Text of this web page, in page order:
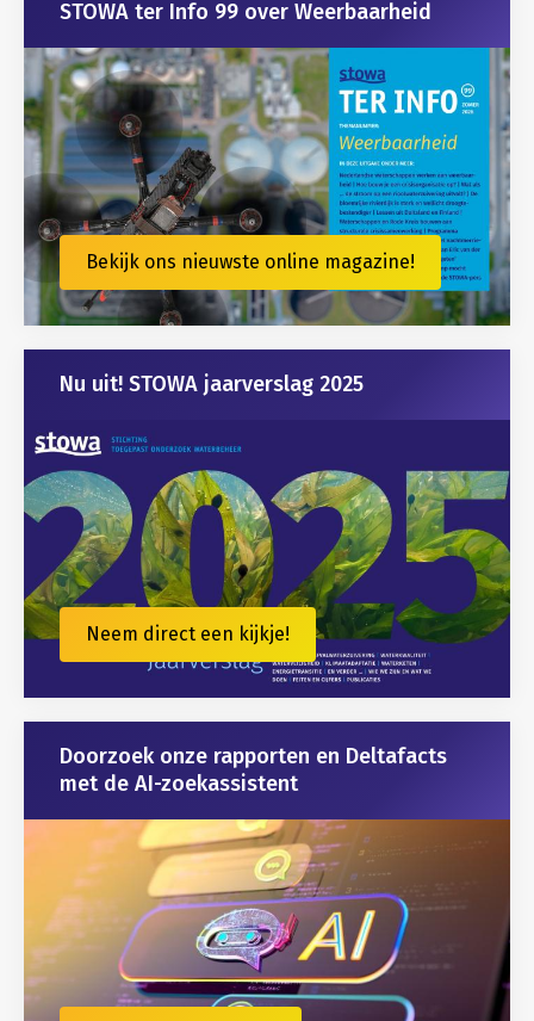
STOWA ter Info 99 over Weerbaarheid
Bekijk ons nieuwste online magazine!
Nu uit! STOWA jaarverslag 2025
Neem direct een kijkje!
Doorzoek onze rapporten en Deltafacts
met de AI-zoekassistent